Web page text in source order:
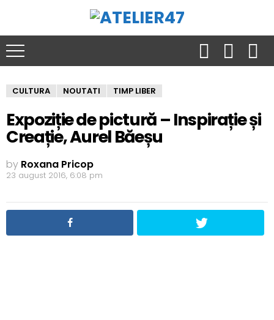
CULTURA NOUTATI TIMP LIBER
Expoziție de pictură – Inspirație și
Creație, Aurel Băeșu
by Roxana Pricop
23 august 2016, 6:08 pm